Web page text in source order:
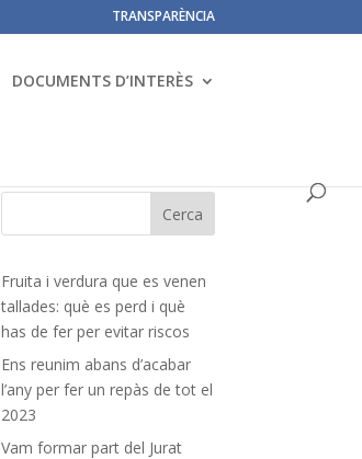
TRANSPARÈNCIA
DOCUMENTS D’INTERÈS
Fruita i verdura que es venen
tallades: què es perd i què
has de fer per evitar riscos
Ens reunim abans d’acabar
l’any per fer un repàs de tot el
2023
Vam formar part del Jurat